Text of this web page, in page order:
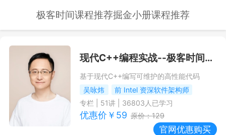
极客时间课程推荐掘金小册课程推荐
现代C++编程实战--极客时间课程推荐/优惠
基于现代C++编写可维护的高性能代码
吴咏炜
前 Intel 资深软件架构师
专栏
51讲 | 36803 人已学习
优惠价￥ 59 原价：129
官网优惠购买